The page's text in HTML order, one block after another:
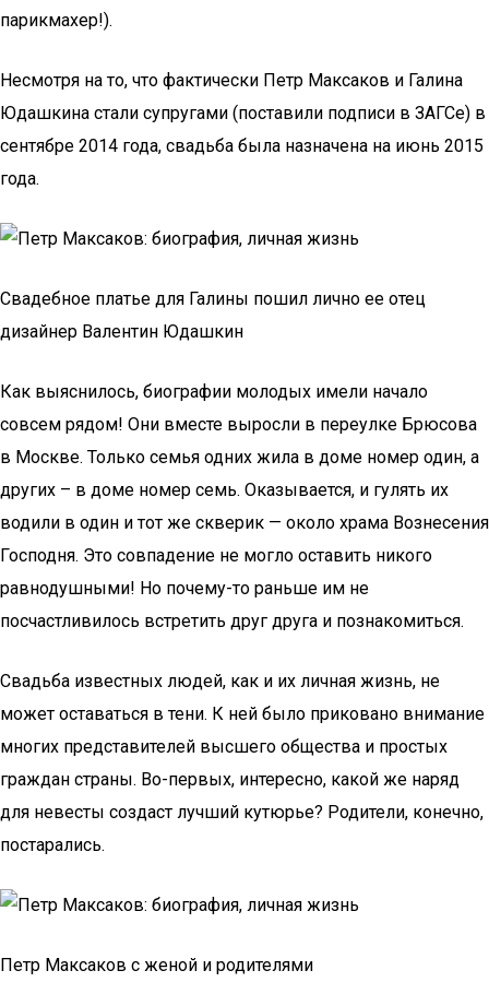
парикмахер!).
Несмотря на то, что фактически Петр Максаков и Галина
Юдашкина стали супругами (поставили подписи в ЗАГСе) в
сентябре 2014 года, свадьба была назначена на июнь 2015
года.
Свадебное платье для Галины пошил лично ее отец
дизайнер Валентин Юдашкин
Как выяснилось, биографии молодых имели начало
совсем рядом! Они вместе выросли в переулке Брюсова
в Москве. Только семья одних жила в доме номер один, а
других – в доме номер семь. Оказывается, и гулять их
водили в один и тот же скверик — около храма Вознесения
Господня. Это совпадение не могло оставить никого
равнодушными! Но почему-то раньше им не
посчастливилось встретить друг друга и познакомиться.
Свадьба известных людей, как и их личная жизнь, не
может оставаться в тени. К ней было приковано внимание
многих представителей высшего общества и простых
граждан страны. Во-первых, интересно, какой же наряд
для невесты создаст лучший кутюрье? Родители, конечно,
постарались.
Петр Максаков с женой и родителями